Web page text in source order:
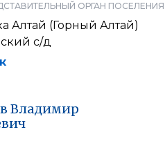
ОРГАН ПОСЕЛЕНИЯ
Алтай (Горный Алтай)
с/д
Владимир